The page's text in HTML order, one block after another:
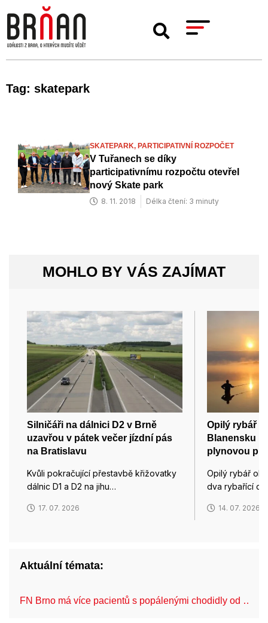
Tag: skatepark
SKATEPARK, PARTICIPATIVNÍ ROZPOČET
V Tuřanech se díky
participativnímu rozpočtu otevřel
nový Skate park
8. 11. 2018 Délka čtení: 3 minuty
MOHLO BY VÁS ZAJÍMAT
Silničáři na dálnici D2 v Brně
uzavřou v pátek večer jízdní pás
na Bratislavu
Kvůli pokračující přestavbě křižovatky
dálnic D1 a D2 na jihu…
17. 07. 2026
Opilý rybář
Blanensku
plynovou
Opilý rybář
dva rybařící
14. 07. 2026
Aktuální témata:
FN Brno má více pacientů s popálenými chodidly od …